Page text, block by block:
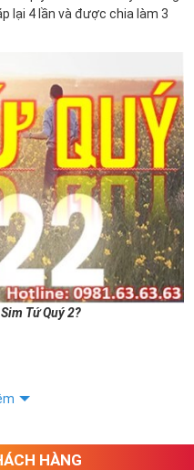
lại 4 lần và được chia làm 3
Tứ Quý 2?
sim.HÀNG